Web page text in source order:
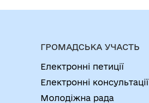
ГРОМАДСЬКА УЧАСТЬ
Електронні петиції
Електронні консультації
Молодіжна рада